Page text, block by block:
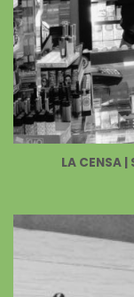
LA CENSA |